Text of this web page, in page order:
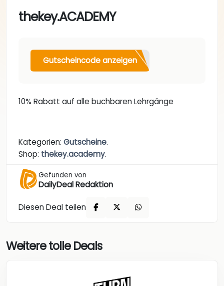
thekey.ACADEMY
Gutscheincode anzeigen
10% Rabatt auf alle buchbaren Lehrgänge
Kategorien: Gutscheine.
Shop: thekey.academy.
Gefunden von
DailyDeal Redaktion
Diesen Deal teilen
Weitere tolle Deals